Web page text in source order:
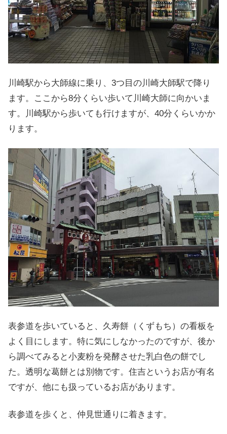
川崎駅から大師線に乗り、3つ目の川崎大師駅で降り
ます。ここから8分くらい歩いて川崎大師に向かいま
す。川崎駅から歩いても行けますが、40分くらいかか
ります。
表参道を歩いていると、久寿餅（くずもち）の看板を
よく目にします。特に気にしなかったのですが、後か
ら調べてみると小麦粉を発酵させた乳白色の餅でし
た。透明な葛餅とは別物です。住吉というお店が有名
ですが、他にも扱っているお店があります。
表参道を歩くと、仲見世通りに着きます。